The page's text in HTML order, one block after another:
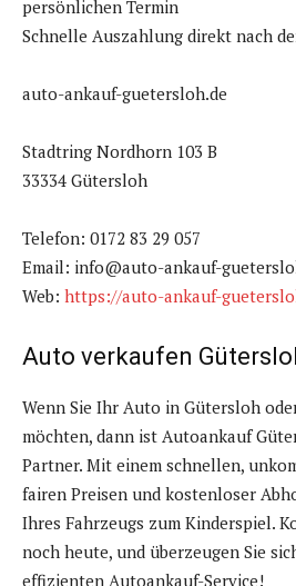
persönlichen Termin
Schnelle Auszahlung direkt nach
auto-ankauf-guetersloh.de
Stadtring Nordhorn 103 B
33334 Gütersloh
Telefon: 0172 83 29 057
Email: info@auto-ankauf-
Web: https://auto-ankauf-
Auto verkaufen
Wenn Sie Ihr Auto in Gütersloh
möchten, dann ist Autoankauf
Partner. Mit einem schnellen,
fairen Preisen und kostenloser
Ihres Fahrzeugs zum Kinderspiel.
noch heute, und überzeugen Sie
effizienten Autoankauf-Service!